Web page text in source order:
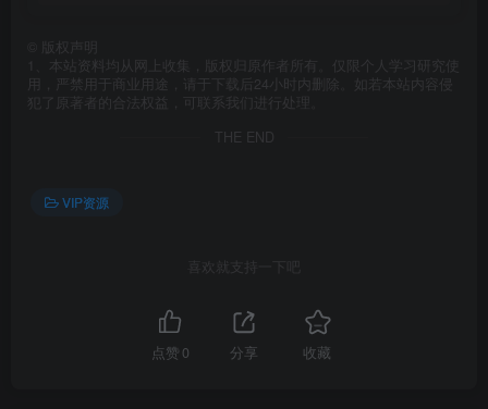
版权声明
1、本站资料均从网上收集，版权归原作者所有。仅限个人学习研究使
用，严禁用于商业用途，请于下载后24小时内删除。如若本站内容侵
犯了原著者的合法权益，可联系我们进行处理。
THE END
VIP资源
喜欢就支持一下吧
点赞 0 分享 收藏